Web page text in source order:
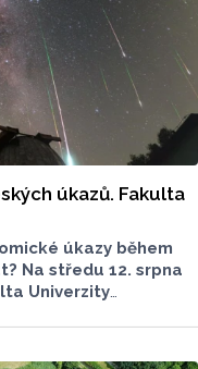
úkazů. Fakulta
úkazy během
Na středu 12. srpna
Univerzity
se otevře terasa,
bude možné